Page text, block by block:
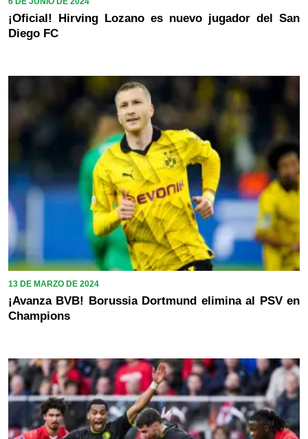
¡Oficial! Hirving Lozano es nuevo jugador del San
Diego FC
13 DE MARZO DE 2024
¡Avanza BVB! Borussia Dortmund elimina al PSV en
Champions